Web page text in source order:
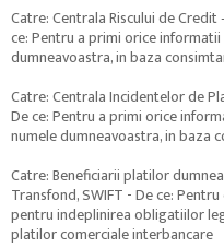
Catre: Centrala Riscului de Credit
ce: Pentru a primi orice
dumneavoastra, in baza
Catre: Centrala Incidentelor de
De ce: Pentru a primi orice
numele dumneavoastra, in baza
Catre: Beneficiarii platilor
Transfond, SWIFT - De ce:
pentru indeplinirea obligatiilor
platilor comerciale interbancare